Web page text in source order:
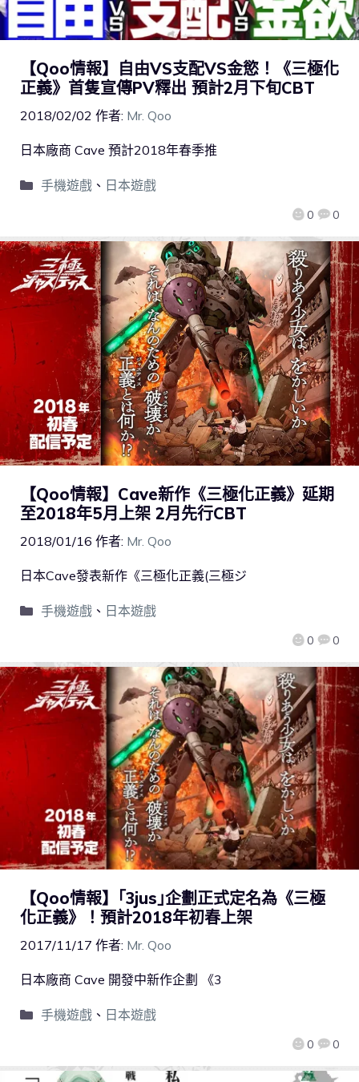
【Qoo情報】自由VS支配VS金慾！《三極化
正義》首隻宣傳PV釋出 預計2月下旬CBT
2018/02/02 作者: Mr. Qoo
0 0
日本廠商 Cave 預計2018年春季推
手機遊戲、 日本遊戲
【Qoo情報】Cave新作《三極化正義》延期
至2018年5月上架 2月先行CBT
2018/01/16 作者: Mr. Qoo
0 0
日本Cave發表新作《三極化正義(三極ジ
手機遊戲、 日本遊戲
【Qoo情報】｢3jus｣企劃正式定名為《三極
化正義》！預計2018年初春上架
2017/11/17 作者: Mr. Qoo
0 0
日本廠商 Cave 開發中新作企劃 《3
手機遊戲、 日本遊戲